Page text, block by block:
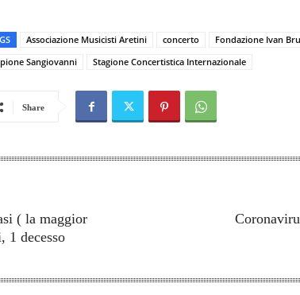
Associazione Musicisti Aretini concerto Fondazione Ivan
Sangiovanni
Stagione Concertistica Internazionale
Share
( la maggior
1 decesso